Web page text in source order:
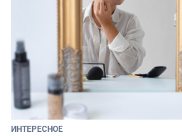
ИНТЕРЕСНОЕ